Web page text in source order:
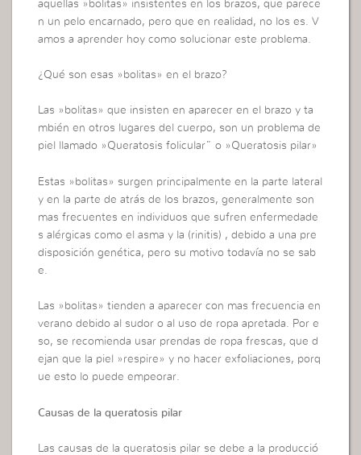
aquellas »bolitas» insistentes en los brazos, que parece
n un pelo encarnado, pero que en realidad, no los es. V
amos a aprender hoy como solucionar este problema.
¿Qué son esas »bolitas» en el brazo?
Las »bolitas» que insisten en aparecer en el brazo y ta
mbién en otros lugares del cuerpo, son un problema de
piel llamado »Queratosis folicular” o »Queratosis pilar»
Estas »bolitas» surgen principalmente en la parte lateral
y en la parte de atrás de los brazos, generalmente son
mas frecuentes en individuos que sufren enfermedade
s alérgicas como el asma y la (rinitis) , debido a una pre
disposición genética, pero su motivo todavía no se sab
e.
Las »bolitas» tienden a aparecer con mas frecuencia en
verano debido al sudor o al uso de ropa apretada. Por e
so, se recomienda usar prendas de ropa frescas, que d
ejan que la piel »respire» y no hacer exfoliaciones, porq
ue esto lo puede empeorar.
Causas de la queratosis pilar
Las causas de la queratosis pilar se debe a la producció